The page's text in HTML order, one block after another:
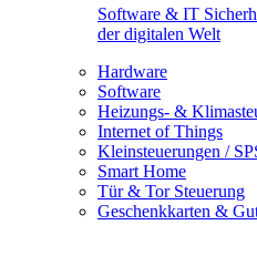
Software & IT
der digitalen Welt
Hardware
Software
Heizungs- &
Internet of Things
Kleinsteuerungen /
Smart Home
Tür & Tor Steuerung
Geschenkkarten &